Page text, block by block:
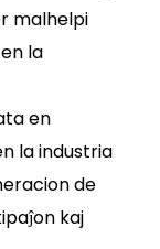
malhelpi
la
en
la industria
de
kaj